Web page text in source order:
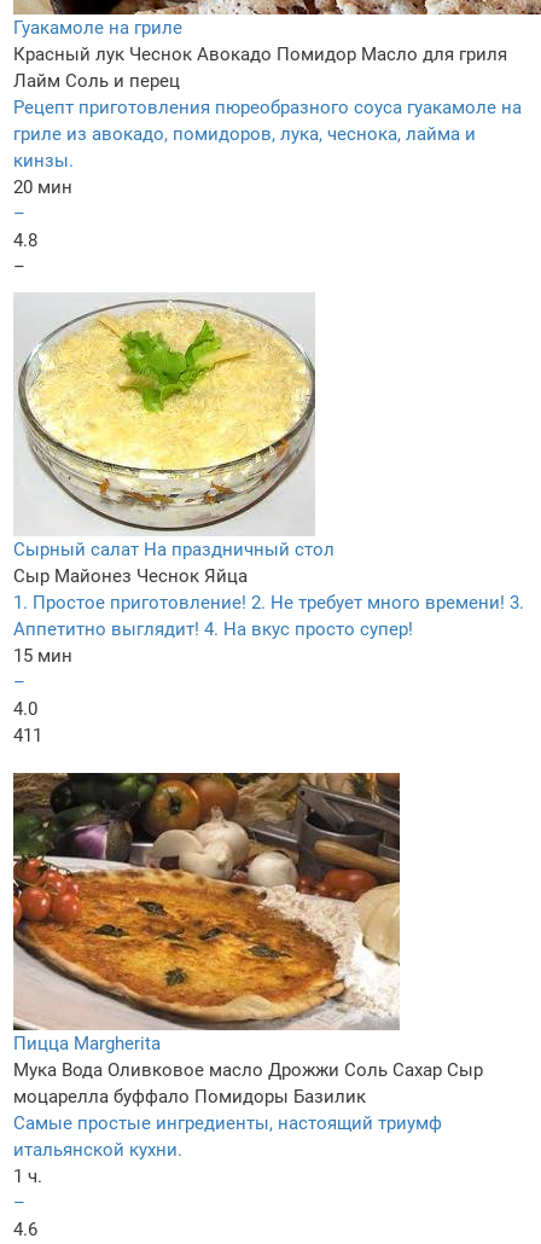
Гуакамоле на гриле
Красный лук Чеснок Авокадо Помидор Масло для гриля
Лайм Соль и перец
Рецепт приготовления пюреобразного соуса гуакамоле на
гриле из авокадо, помидоров, лука, чеснока, лайма и
кинзы.
20 мин
–
4.8
–
Сырный салат На праздничный стол
Сыр Майонез Чеснок Яйца
1. Простое приготовление! 2. Не требует много времени! 3.
Аппетитно выглядит! 4. На вкус просто супер!
15 мин
–
4.0
411
Пицца Margherita
Мука Вода Оливковое масло Дрожжи Соль Сахар Сыр
моцарелла буффало Помидоры Базилик
Самые простые ингредиенты, настоящий триумф
итальянской кухни.
1 ч.
–
4.6